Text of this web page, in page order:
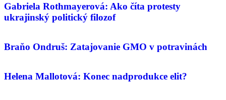
Gabriela Rothmayerová: Ako číta protesty
ukrajinský politický filozof
Braňo Ondruš: Zatajovanie GMO v potravinách
Helena Mallotová: Konec nadprodukce elit?